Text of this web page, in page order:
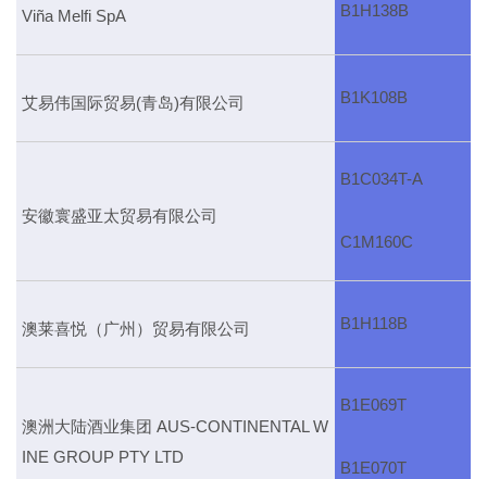
Viña Melfi SpA B1H138B
艾易伟国际贸易(青岛)有限公司 B1K108B
安徽寰盛亚太贸易有限公司
B1C034T-A
C1M160C
澳莱喜悦（广州）贸易有限公司 B1H118B
澳洲大陆酒业集团 AUS-CONTINENTAL W
INE GROUP PTY LTD
B1E069T
B1E070T